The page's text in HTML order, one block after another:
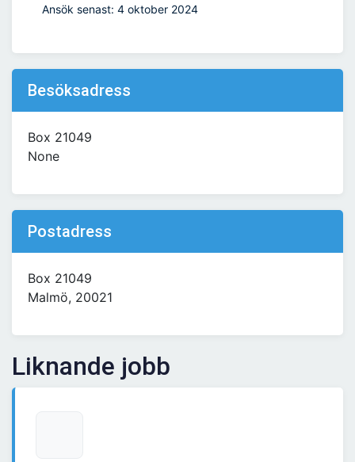
Ansök senast: 4 oktober 2024
Besöksadress
Box 21049
None
Postadress
Box 21049
Malmö, 20021
Liknande jobb